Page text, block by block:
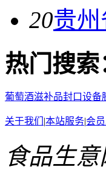
20贵
热门搜索
葡萄酒滋补品封口设备
关于我们 |本站服务|会
食品生意